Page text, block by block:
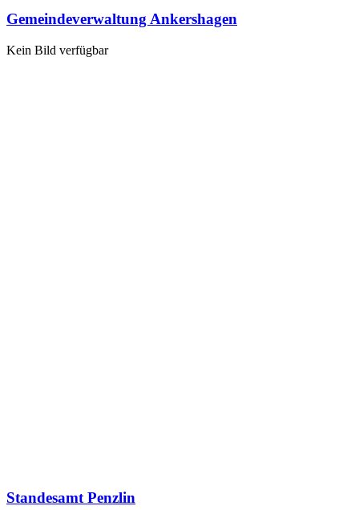
Gemeindeverwaltung Ankershagen
Kein Bild verfügbar
Standesamt Penzlin